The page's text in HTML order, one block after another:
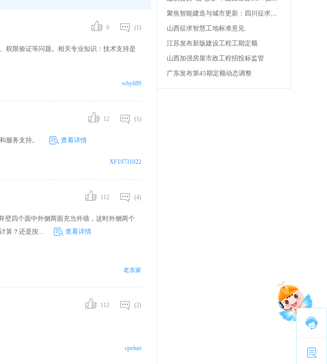
(1)
6
权限验证等问题。相关专业知识：技术支持是
why689
(1)
12
服务支持。 查看详情
XF19731022
(4)
112
壁四个面中外侧两面充当外墙，这时外侧两个
算？还是按...
查看详情
老东家
(2)
112
cpeitao
聚焦智能建造与城市更新：四川征求意见新定额
山西征求智慧工地标准意见
江苏发布新版建设工程工期定额
山西加强房屋市政工程招投标监管
广东发布第45期定额动态调整